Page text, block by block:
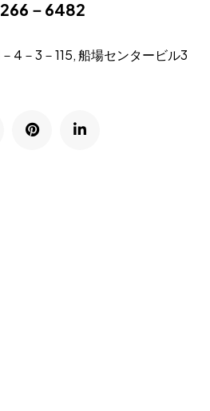
－6482
4－3－115, 船場センタービル3